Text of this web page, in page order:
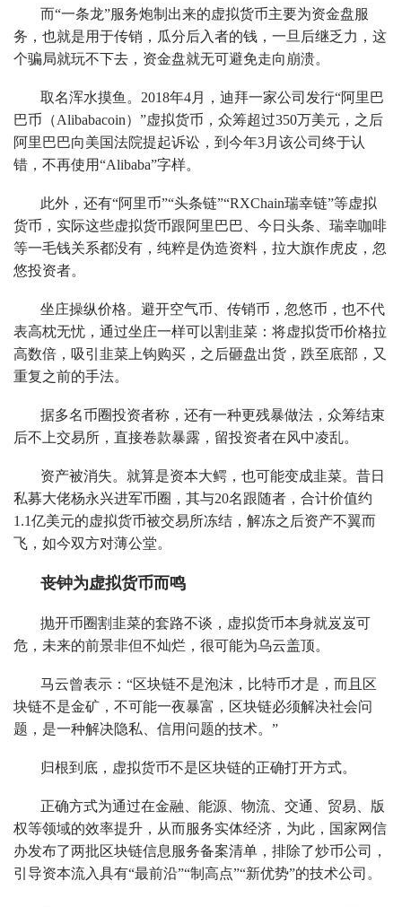
而“一条龙”服务炮制出来的虚拟货币主要为资金盘服
务，也就是用于传销，瓜分后入者的钱，一旦后继乏力，这
个骗局就玩不下去，资金盘就无可避免走向崩溃。
取名浑水摸鱼。2018年4月，迪拜一家公司发行“阿里巴
巴币（Alibabacoin）”虚拟货币，众筹超过350万美元，之后
阿里巴巴向美国法院提起诉讼，到今年3月该公司终于认
错，不再使用“Alibaba”字样。
此外，还有“阿里币”“头条链”“RXChain瑞幸链”等虚拟
货币，实际这些虚拟货币跟阿里巴巴、今日头条、瑞幸咖啡
等一毛钱关系都没有，纯粹是伪造资料，拉大旗作虎皮，忽
悠投资者。
坐庄操纵价格。避开空气币、传销币，忽悠币，也不代
表高枕无忧，通过坐庄一样可以割韭菜：将虚拟货币价格拉
高数倍，吸引韭菜上钩购买，之后砸盘出货，跌至底部，又
重复之前的手法。
据多名币圈投资者称，还有一种更残暴做法，众筹结束
后不上交易所，直接卷款暴露，留投资者在风中凌乱。
资产被消失。就算是资本大鳄，也可能变成韭菜。昔日
私募大佬杨永兴进军币圈，其与20名跟随者，合计价值约
1.1亿美元的虚拟货币被交易所冻结，解冻之后资产不翼而
飞，如今双方对薄公堂。
丧钟为虚拟货币而鸣
抛开币圈割韭菜的套路不谈，虚拟货币本身就岌岌可
危，未来的前景非但不灿烂，很可能为乌云盖顶。
马云曾表示：“区块链不是泡沫，比特币才是，而且区
块链不是金矿，不可能一夜暴富，区块链必须解决社会问
题，是一种解决隐私、信用问题的技术。”
归根到底，虚拟货币不是区块链的正确打开方式。
正确方式为通过在金融、能源、物流、交通、贸易、版
权等领域的效率提升，从而服务实体经济，为此，国家网信
办发布了两批区块链信息服务备案清单，排除了炒币公司，
引导资本流入具有“最前沿”“制高点”“新优势”的技术公司。